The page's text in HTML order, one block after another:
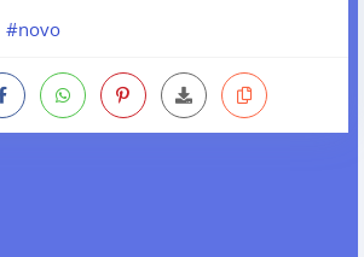
#novo